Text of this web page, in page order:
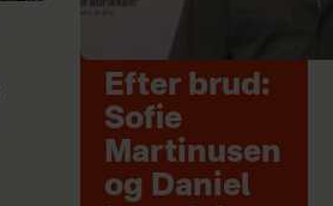
Efter brud:
Sofie
Martinusen
og Daniel